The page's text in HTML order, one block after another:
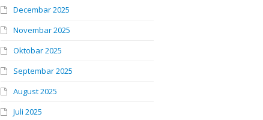
Decembar 2025
Novembar 2025
Oktobar 2025
Septembar 2025
August 2025
Juli 2025